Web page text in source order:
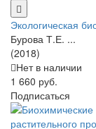
Экологическая
Бурова Т.Е. ...
(2018)
Нет в наличии
1 660 руб.
Подписаться